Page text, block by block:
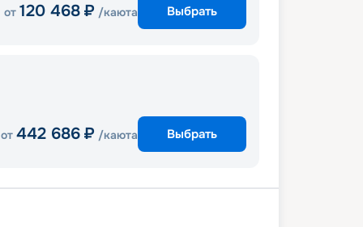
от 120 468 ₽ /каюта Выбрать
от 442 686 ₽ /каюта Выбрать